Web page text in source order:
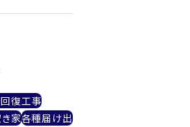
復工事
家各種届け出